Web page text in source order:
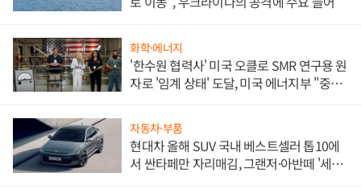
화학·에너지
'한수원 협력사' 미국 오클로 SMR 연구용 원
자로 '임계 상태' 도달, 미국 에너지부 "중요
자동차·부품
현대차 올해 SUV 국내 베스트셀러 톱10에
서 싼타페만 자리매김, 그랜저·아반떼 '세단